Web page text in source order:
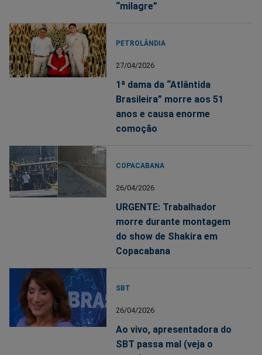
“milagre”
PETROLÂNDIA
27/04/2026
1ª dama da “Atlântida
Brasileira” morre aos 51
anos e causa enorme
comoção
COPACABANA
26/04/2026
URGENTE: Trabalhador
morre durante montagem
do show de Shakira em
Copacabana
SBT
26/04/2026
Ao vivo, apresentadora do
SBT passa mal (veja o